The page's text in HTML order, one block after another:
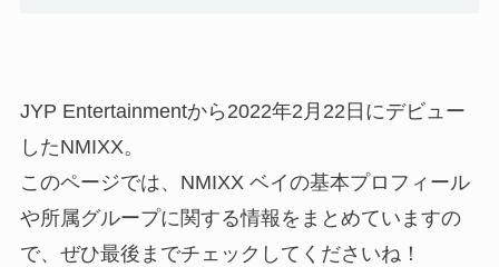
JYP Entertainmentから2022年2月22日にデビュー
したNMIXX。
このページでは、NMIXX ベイの基本プロフィール
や所属グループに関する情報をまとめていますの
で、ぜひ最後までチェックしてくださいね！